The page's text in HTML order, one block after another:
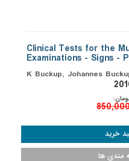
Clinical Tests for the
Examinations - Signs -
K Buckup, Johannes